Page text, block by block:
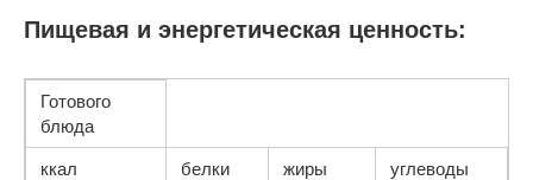
Пищевая и энергетическая ценность:
Готового
блюда
ккал
белки
жиры
углеводы